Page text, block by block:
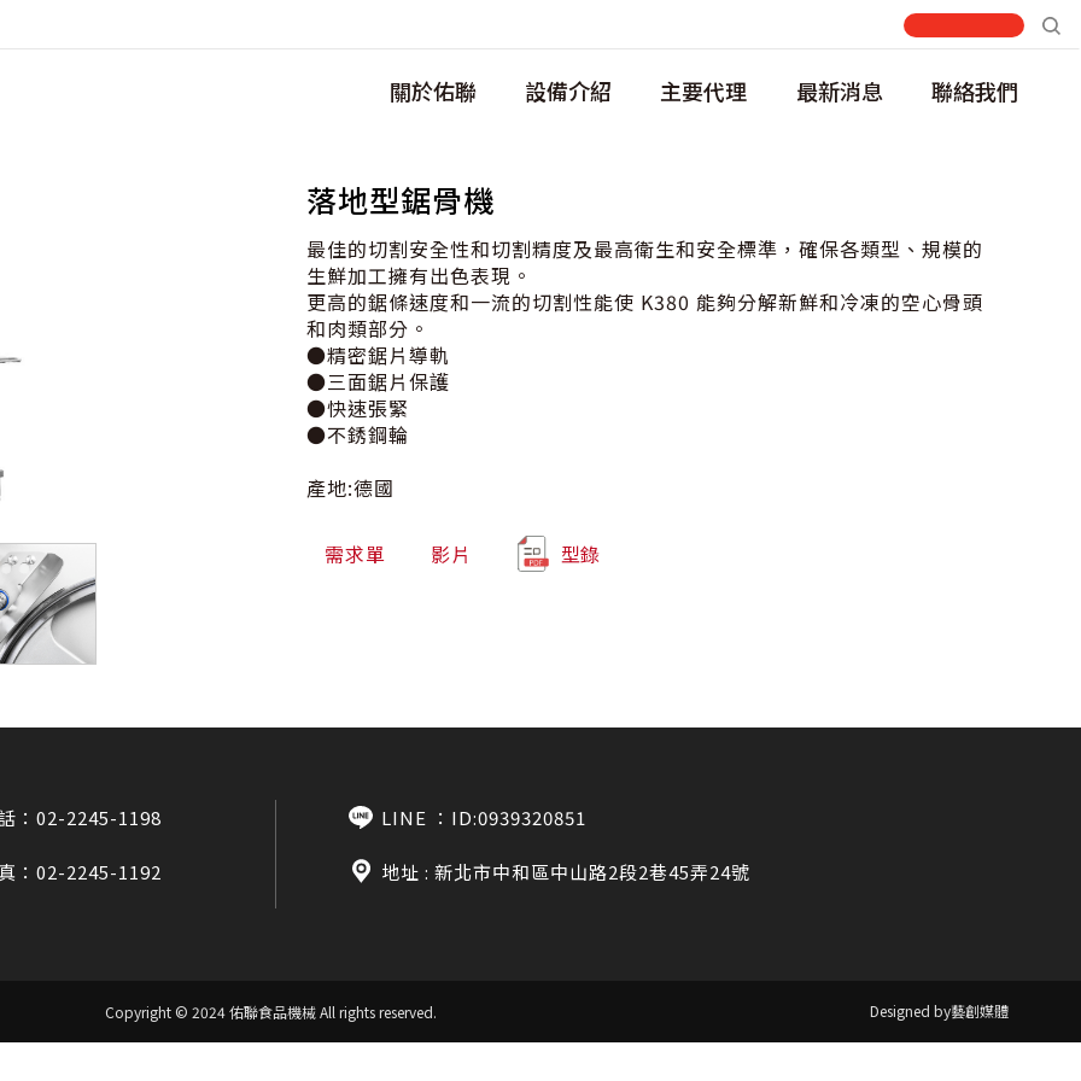
關於佑聯 設備介紹 主要代理 最新消息 聯絡我們
落地型鋸骨機
最佳的切割安全性和切割精度及最高衛生和安全標準，確保各類型、規模的
生鮮加工擁有出色表現。
更高的鋸條速度和一流的切割性能使 K380 能夠分解新鮮和冷凍的空心骨頭
和肉類部分。
●精密鋸片導軌
●三面鋸片保護
●快速張緊
●不銹鋼輪
產地:德國
需求單 影片 型錄
： 02-2245-1198
：02-2245-1192
LINE ： ID:0939320851
地址 : 新北市中和區中山路2段2巷45弄24號
Copyright © 2024 佑聯食品機械All rights reserved. Designed by藝創媒體